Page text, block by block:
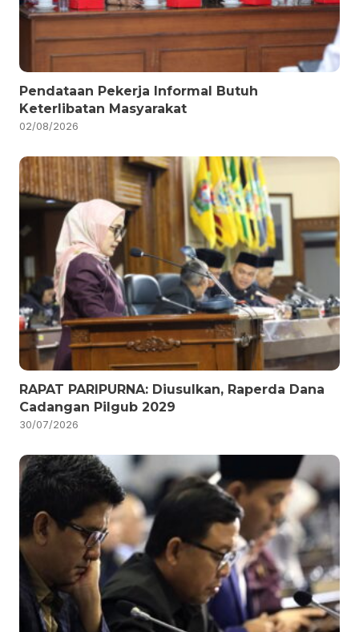
Pendataan Pekerja Informal Butuh
Keterlibatan Masyarakat
02/08/2026
RAPAT PARIPURNA: Diusulkan, Raperda Dana
Cadangan Pilgub 2029
30/07/2026